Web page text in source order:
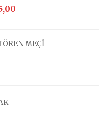
₺ 225,00.
MEÇİ